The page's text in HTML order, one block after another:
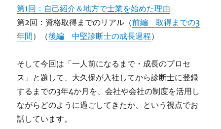
第1回：自己紹介＆地方で士業を始めた理由
第2回：資格取得までのリアル（前編 取得までの3
年間）（後編 中堅診断士の成長過程）
そして今回は「一人前になるまで・成長のプロセ
ス」と題して、大久保が入社してから診断士に登録
するまでの3年4か月を、会社や会社の制度を活用し
ながらどのように過ごしてきたか、という視点でお
話しています。